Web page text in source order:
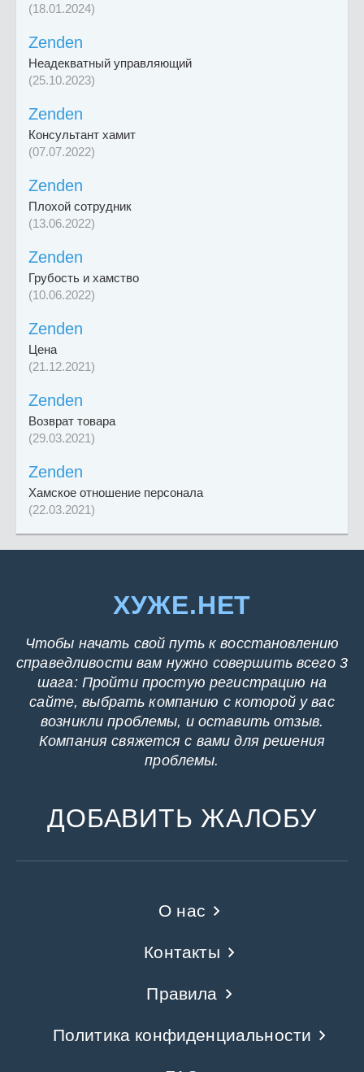
(18.01.2024)
Zenden
Неадекватный управляющий
(25.10.2023)
Zenden
Консультант хамит
(07.07.2022)
Zenden
Плохой сотрудник
(13.06.2022)
Zenden
Грубость и хамство
(10.06.2022)
Zenden
Цена
(21.12.2021)
Zenden
Возврат товара
(29.03.2021)
Zenden
Хамское отношение персонала
(22.03.2021)
ХУЖЕ.НЕТ
Чтобы начать свой путь к восстановлению
справедливости вам нужно совершить всего 3
шага: Пройти простую регистрацию на
сайте, выбрать компанию с которой у вас
возникли проблемы, и оставить отзыв.
Компания свяжется с вами для решения
проблемы.
ДОБАВИТЬ ЖАЛОБУ
О нас
Контакты
Правила
Политика конфиденциальности